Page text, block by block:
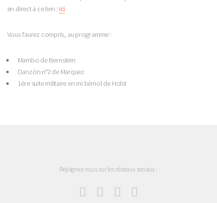
en direct à ce lien : ici
Vous l’aurez compris, au programme :
Mambo de Bernstein
Danzón n°2 de Marquez
1ère suite militaire en mi bémol de Holst
Rejoignez-nous sur les réseaux sociaux :